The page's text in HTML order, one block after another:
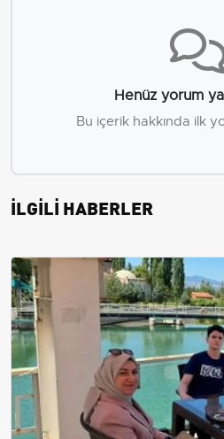
Henüz yorum
Bu içerik hakkında ilk
İLGİLİ HABERLER